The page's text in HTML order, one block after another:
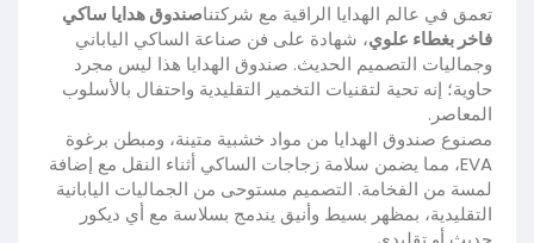
تعمق في عالم الهدايا الراقية مع شركتناصندوق هدايا ساكي
فاخر بغطاء علوي، شهادة على فن صناعة الساكي الياباني
وجماليات التصميم الحديث. صندوق الهدايا هذا ليس مجرد
حاوية؛ إنه تحية لتقنيات التخمير التقليدية واحتفال بالأسلوب
المعاصر.
مصنوع صندوق الهدايا من مواد خشبية متينة، ومبطن برغوة
EVA، مما يضمن سلامة زجاجات الساكي أثناء النقل مع إضافة
لمسة من الفخامة. التصميم مستوحى من الجماليات اليابانية
التقليدية، بمظهر بسيط وأنيق يندمج بسلاسة مع أي ديكور